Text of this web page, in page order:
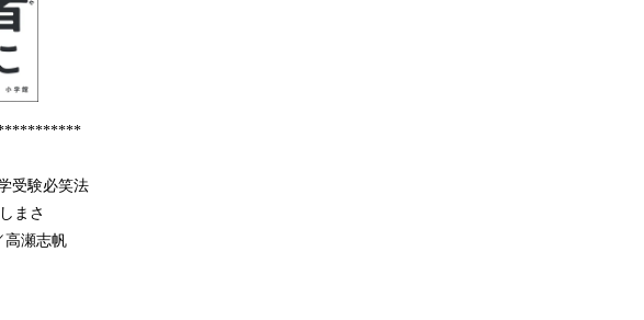
受験必笑法
まさ
高瀬志帆